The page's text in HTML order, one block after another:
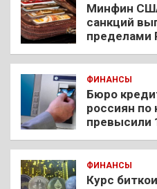
Минфин
санкций
пределами
ФИНАНСЫ
Бюро
россиян по
превысили
ФИНАНСЫ
Курс